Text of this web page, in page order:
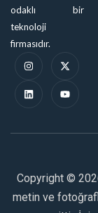
odaklı bir
teknoloji
firmasıdır.
n
a
m
-
i
r
i
e
o
u
Copyright ©
metin ve